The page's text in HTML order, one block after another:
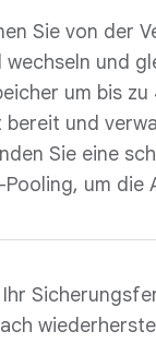
Sie von der
und
um bis zu
und
Sie eine
um die
Ihr